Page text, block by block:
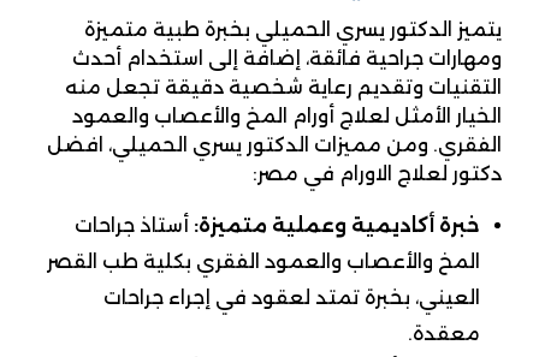
يتميز الدكتور يسري الحميلي بخبرة طبية متميزة
ومهارات جراحية فائقة، إضافة إلى استخدام أحدث
التقنيات وتقديم رعاية شخصية دقيقة تجعل منه
الخيار الأمثل لعلاج أورام المخ والأعصاب والعمود
الفقري. ومن مميزات الدكتور يسري الحميلي، افضل
دكتور لعلاج الاورام في مصر:
خبرة أكاديمية وعملية متميزة: أستاذ جراحات
المخ والأعصاب والعمود الفقري بكلية طب القصر
العيني، بخبرة تمتد لعقود في إجراء جراحات
معقدة.